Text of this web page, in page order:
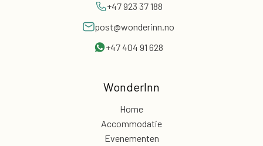
+47 923 37 188
post@wonderinn.no
+47 404 91 628
WonderInn
Home
Accommodatie
Evenementen